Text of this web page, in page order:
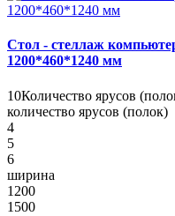
Стол - стеллаж
1200*460*1240 мм
10Количество ярусов
количество ярусов (полок)
4
5
6
ширина
1200
1500